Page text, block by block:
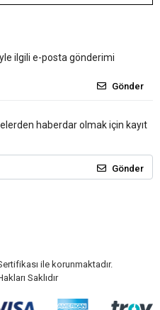
ilgili e-posta gönderimi
Gönder
haberdar olmak için kayıt
Gönder
ile korunmaktadır.
Saklıdır